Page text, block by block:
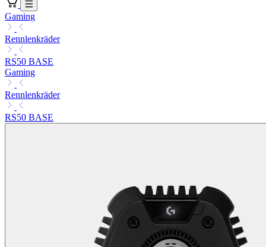
Gaming
Rennlenkräder
RS50 BASE
Gaming
Rennlenkräder
RS50 BASE